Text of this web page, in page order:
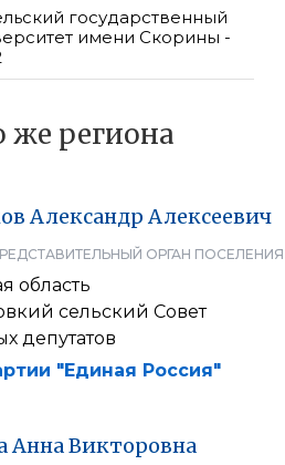
государственный
имени Скорины -
же региона
Александр Алексеевич
ОРГАН ПОСЕЛЕНИЯ
область
сельский Совет
депутатов
"Единая Россия"
АннаВикторовна